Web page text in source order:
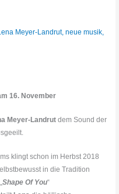
Meyer-Landrut,neue musik
16. November
Meyer-Landrut dem Sound der
klingt schon im Herbst 2018
in die Tradition
Shape Of You“